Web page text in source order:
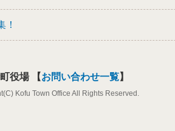
！
役場 【お問い合わせ一覧】
Kofu Town Office All Rights Reserved.